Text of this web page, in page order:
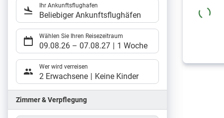
Ihr Ankunftsflughafen
Beliebiger Ankunftsflughäfen
Wählen Sie Ihren Reisezeitraum
09.08.26 – 07.08.27 1 Woche
Wer wird verreisen
2 Erwachsene Keine Kinder
Zimmer & Verpflegung